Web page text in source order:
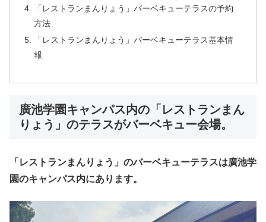
「レストランまんりょう」バーベキューテラスの予約
方法
「レストランまんりょう」バーベキューテラス基本情
報
廣池学園キャンパス内の「レストランまん
りょう」のテラスがバーベキュー会場。
「レストランまんりょう」のバーベキューテラスは廣池学
園のキャンパス内にあります。